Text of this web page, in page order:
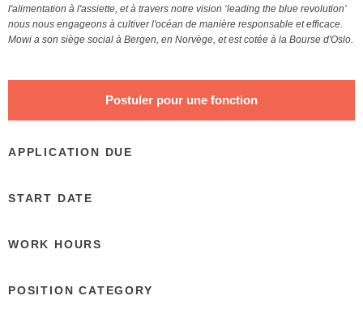
l'alimentation à l'assiette, et à travers notre vision ‘leading the blue revolution’
nous nous engageons à cultiver l'océan de manière responsable et efficace.
Mowi a son siège social à Bergen, en Norvège, et est cotée à la Bourse d'Oslo.
APPLICATION DUE
START DATE
WORK HOURS
POSITION CATEGORY